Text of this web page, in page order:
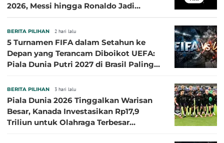
2026, Messi hingga Ronaldo Jadi
BERITA PILIHAN 2 hari lalu
5 Turnamen FIFA dalam Setahun ke
Depan yang Terancam Diboikot UEFA:
Piala Dunia Putri 2027 di Brasil Paling
BERITA PILIHAN 3 hari lalu
Piala Dunia 2026 Tinggalkan Warisan
Besar, Kanada Investasikan Rp17,9
Triliun untuk Olahraga Terbesar